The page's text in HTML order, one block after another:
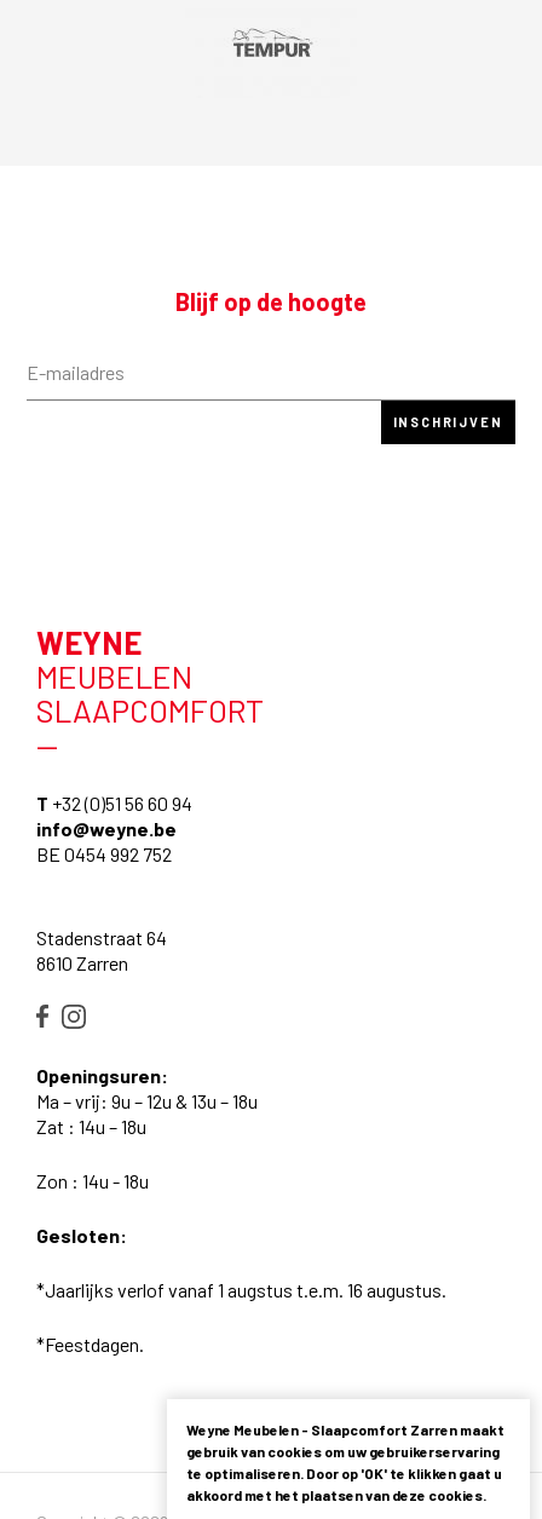
Blijf op de hoogte
WEYNE
MEUBELEN
SLAAPCOMFORT
—
T +32 (0)51 56 60 94
info@weyne.be
BE 0454 992 752
Stadenstraat 64
8610 Zarren
Openingsuren:
Ma – vrij: 9u – 12u & 13u – 18u
Zat : 14u – 18u
Zon : 14u - 18u
Gesloten:
*Jaarlijks verlof vanaf 1 augstus t.e.m. 16 augustus.
*Feestdagen.
Weyne Meubelen - Slaapcomfort Zarren maakt
gebruik van cookies om uw gebruikerservaring
te optimaliseren. Door op 'OK' te klikken gaat u
akkoord met het plaatsen van deze cookies.